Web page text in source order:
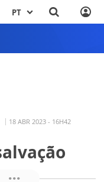
PT
18 ABR 2023 - 16H42